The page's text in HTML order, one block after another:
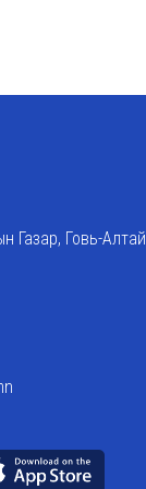
Газар, Говь-Алтай